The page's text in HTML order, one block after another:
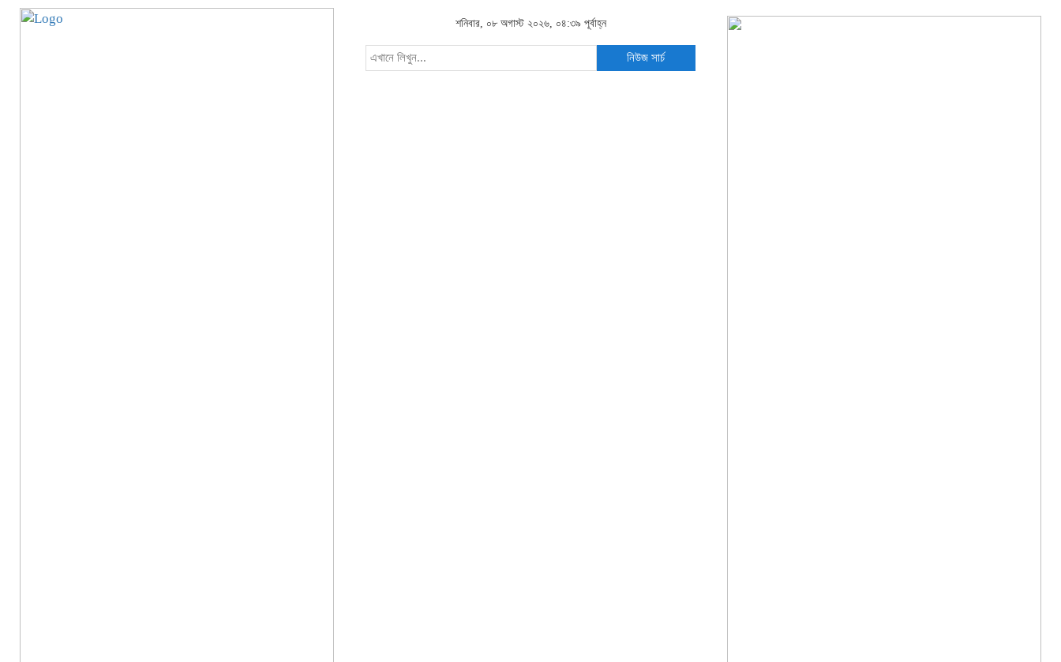
শনিবার, ০৮ অগাস্ট ২০২৬, ০৪:৩৯ পূর্বাহ্ন
নিউজ সার্চ